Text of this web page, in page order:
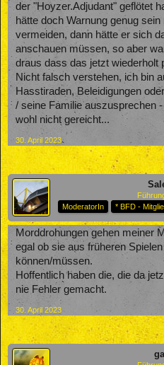
der "Hoyzer.Adjudant" geflötet
hätte doch Warnung genug
vermeiden, dann hätte er sich
anschauen müssen, so aber
draus dass das jetzt wiederholt
Nicht falsch verstehen, ich bin
Hasstiraden, Beleidigungen
/ seine Familie auszusprechen
wohl nicht gereicht...
30. April 2023
ModeratorIn
* BFD -
Morddrohungen gehen meiner
egal ob sie aus früheren
können/müssen.
Hoffentlich haben die, die da
nie Fehler gemacht.
30. April 2023